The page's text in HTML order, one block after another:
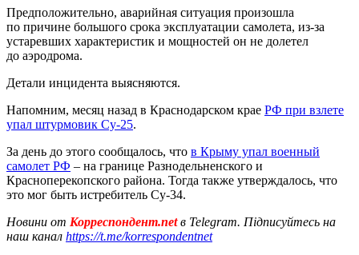
Предположительно, аварийная ситуация произошла
по причине большого срока эксплуатации самолета, из-за
устаревших характеристик и мощностей он не долетел
до аэродрома.
Детали инцидента выясняются.
Напомним, месяц назад в Краснодарском крае РФ при взлете
упал штурмовик Су-25.
За день до этого сообщалось, что в Крыму упал военный
самолет РФ – на границе Разнодельненского и
Красноперекопского района. Тогда также утверждалось, что
это мог быть истребитель Су-34.
Новини от Корреспондент.netв Telegram. Підписуйтесь на
наш канал https://t.me/korrespondentnet